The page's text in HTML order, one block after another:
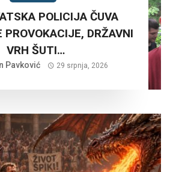
POLICIJA ČUVA
PROVOKACIJE, DRŽAVNI
VRH ŠUTI…
Pavković 29 srpnja, 2026